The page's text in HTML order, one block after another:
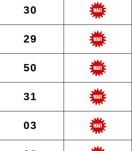
30
29
50
31
03